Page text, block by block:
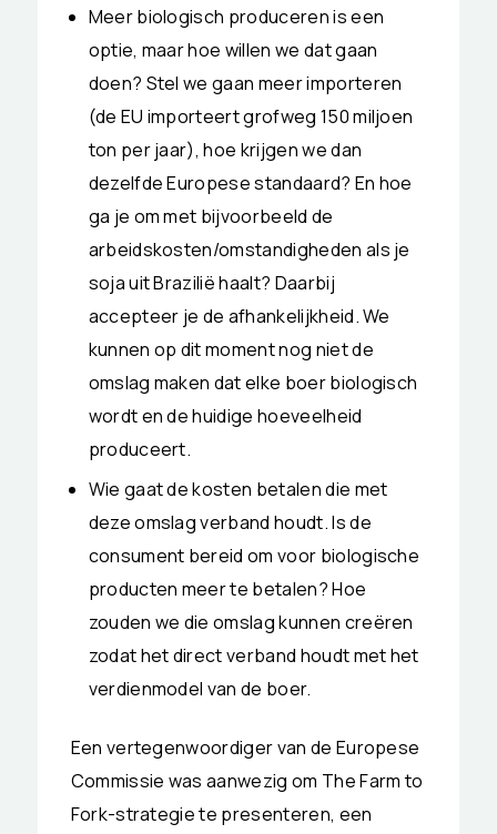
Meer biologisch produceren is een
optie, maar hoe willen we dat gaan
doen? Stel we gaan meer importeren
(de EU importeert grofweg 150 miljoen
ton per jaar), hoe krijgen we dan
dezelfde Europese standaard? En hoe
ga je om met bijvoorbeeld de
arbeidskosten/omstandigheden als je
soja uit Brazilië haalt? Daarbij
accepteer je de afhankelijkheid. We
kunnen op dit moment nog niet de
omslag maken dat elke boer biologisch
wordt en de huidige hoeveelheid
produceert.
Wie gaat de kosten betalen die met
deze omslag verband houdt. Is de
consument bereid om voor biologische
producten meer te betalen? Hoe
zouden we die omslag kunnen creëren
zodat het direct verband houdt met het
verdienmodel van de boer.
Een vertegenwoordiger van de Europese
Commissie was aanwezig om The Farm to
Fork-strategie te presenteren, een